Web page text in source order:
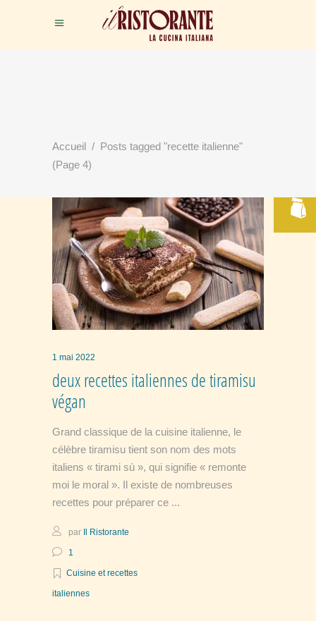
Accueil / Posts tagged "recette italienne"
(Page 4)
1 mai 2022
deux recettes italiennes de tiramisu
végan
Grand classique de la cuisine italienne, le
célèbre tiramisu tient son nom des mots
italiens « tirami sù », qui signifie « remonte
moi le moral ». Il existe de nombreuses
recettes pour préparer ce
par Il Ristorante
1
Cuisine et recettes
italiennes
RÉSERVER